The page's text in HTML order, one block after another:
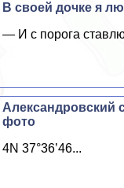
В своей дочке я
— И с порога
Александровский
фото
4N 37°36’46...